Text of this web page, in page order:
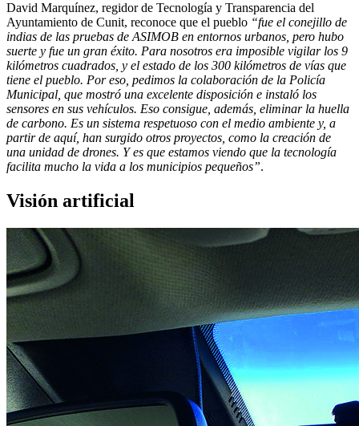
David Marquínez, regidor de Tecnología y Transparencia del
Ayuntamiento de Cunit, reconoce que el pueblo “fue el conejillo de
indias de las pruebas de ASIMOB en entornos urbanos, pero hubo
suerte y fue un gran éxito. Para nosotros era imposible vigilar los 9
kilómetros cuadrados, y el estado de los 300 kilómetros de vías que
tiene el pueblo. Por eso, pedimos la colaboración de la Policía
Municipal, que mostró una excelente disposición e instaló los
sensores en sus vehículos. Eso consigue, además, eliminar la huella
de carbono. Es un sistema respetuoso con el medio ambiente y, a
partir de aquí, han surgido otros proyectos, como la creación de
una unidad de drones. Y es que estamos viendo que la tecnología
facilita mucho la vida a los municipios pequeños”.
Visión artificial